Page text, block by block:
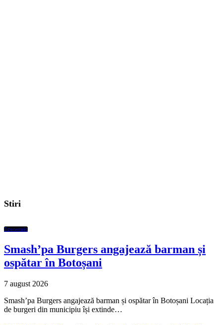
Stiri
Economic
Smash’pa Burgers angajează barman și
ospătar în Botoșani
7 august 2026
Smash’pa Burgers angajează barman și ospătar în Botoșani Locația
de burgeri din municipiu își extinde…